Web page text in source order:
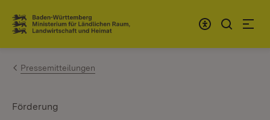
Zum Inhalt springen
Link zur Startseite
Pressemitteilungen
Förderung